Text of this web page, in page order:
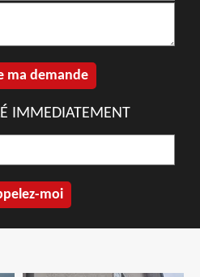
IMMEDIATEMENT